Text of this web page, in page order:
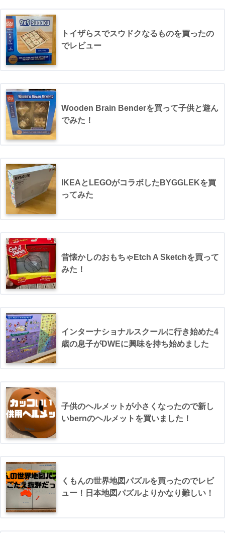
トイザらスでスウドクなるものを買ったの
でレビュー
Wooden Brain Benderを買って子供と遊ん
でみた！
IKEAとLEGOがコラボしたBYGGLEKを買
ってみた
昔懐かしのおもちゃEtch A Sketchを買って
みた！
インターナショナルスクールに行き始めた4
歳の息子がDWEに興味を持ち始めました
子供のヘルメットが小さくなったので新し
いbernのヘルメットを買いました！
くもんの世界地図パズルを買ったのでレビ
ュー！日本地図パズルよりかなり難しい！